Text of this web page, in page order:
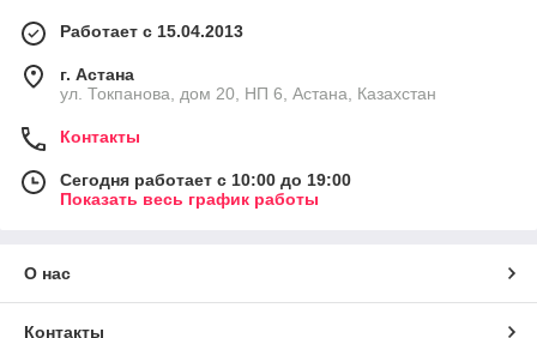
Работает с 15.04.2013
г. Астана
ул. Токпанова, дом 20, НП 6, Астана, Казахстан
Контакты
Сегодня работает с 10:00 до 19:00
Показать весь график работы
О нас
Контакты